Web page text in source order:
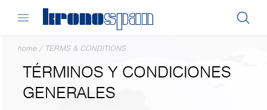
home / TERMS & CONDITIONS
TÉRMINOS Y CONDICIONES
GENERALES